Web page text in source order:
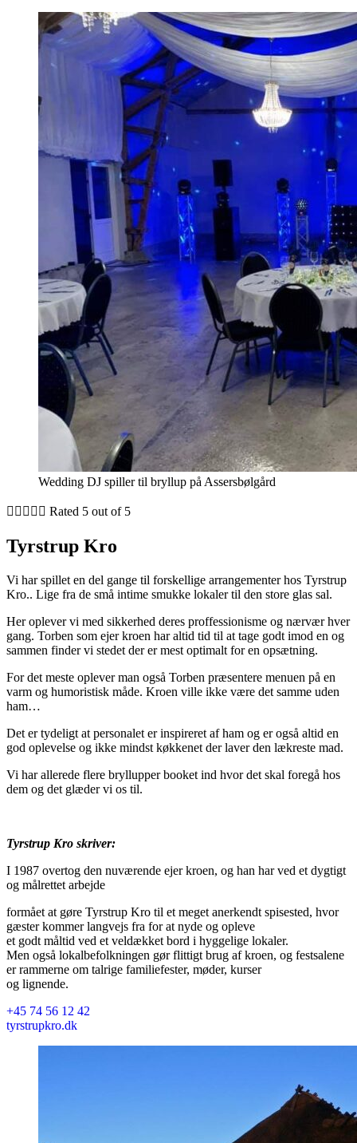
Wedding DJ spiller til bryllup på Assersbølgård
     Rated 5 out of 5
Tyrstrup Kro
Vi har spillet en del gange til forskellige arrangementer hos Tyrstrup
Kro.. Lige fra de små intime smukke lokaler til den store glas sal.
Her oplever vi med sikkerhed deres proffessionisme og nærvær hver
gang. Torben som ejer kroen har altid tid til at tage godt imod en og
sammen finder vi stedet der er mest optimalt for en opsætning.
For det meste oplever man også Torben præsentere menuen på en
varm og humoristisk måde. Kroen ville ikke være det samme uden
ham…
Det er tydeligt at personalet er inspireret af ham og er også altid en
god oplevelse og ikke mindst køkkenet der laver den lækreste mad.
Vi har allerede flere bryllupper booket ind hvor det skal foregå hos
dem og det glæder vi os til.
Tyrstrup Kro skriver:
I 1987 overtog den nuværende ejer kroen, og han har ved et dygtigt
og målrettet arbejde
formået at gøre Tyrstrup Kro til et meget anerkendt spisested, hvor
gæster kommer langvejs fra for at nyde og opleve
et godt måltid ved et veldækket bord i hyggelige lokaler.
Men også lokalbefolkningen gør flittigt brug af kroen, og festsalene
er rammerne om talrige familiefester, møder, kurser
og lignende.
+45 74 56 12 42
tyrstrupkro.dk